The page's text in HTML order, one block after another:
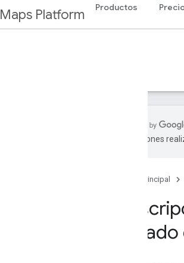
Maps Platform Productos
traducciones
Página principal